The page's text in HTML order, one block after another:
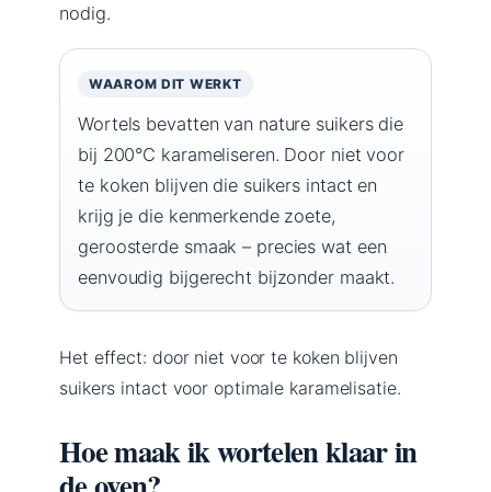
nodig.
WAAROM DIT WERKT
Wortels bevatten van nature suikers die
bij 200°C karameliseren. Door niet voor
te koken blijven die suikers intact en
krijg je die kenmerkende zoete,
geroosterde smaak – precies wat een
eenvoudig bijgerecht bijzonder maakt.
Het effect: door niet voor te koken blijven
suikers intact voor optimale karamelisatie.
Hoe maak ik wortelen klaar in